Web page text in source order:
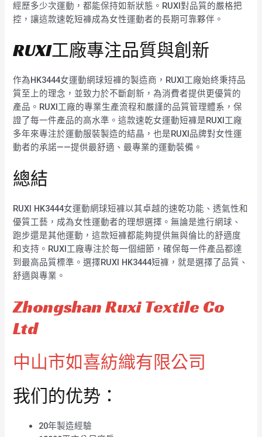
經歷多少次運動，都能保持如新狀態。RUXI對品質的嚴格把
控，讓這款速乾短褲成為女性運動者的長期可靠夥伴。
RUXI工廠專注品質與創新
作為HK3444女運動網球短褲的製造商，RUXI工廠始終秉持品
質至上的理念，並致力於不斷創新，為消費者提供更優質的
產品。RUXI工廠的專業生產流程和嚴謹的品質管理體系，保
證了每一件產品的高水準。這款速乾女運動短褲是RUXI工廠
多年來專注於運動服裝製造的結晶，也是RUXI品牌對女性運
動者的承諾——提供最舒適、最專業的運動裝備。
總結
RUXI HK3444女運動網球短褲以其卓越的速乾功能、透氣性和
優質工藝，成為女性運動者的理想選擇。無論是進行網球、
跑步還是其他運動，這款短褲都能夠提供無與倫比的舒適度
和支持。RUXI工廠專注於每一個細節，確保每一件產品都達
到最高品質標準。選擇RUXI HK3444短褲，就是選擇了品質、
舒適與專業。
Zhongshan Ruxi Textile Co
Ltd
中山市如喜紡織有限公司
我们的优势：
20年製造經驗